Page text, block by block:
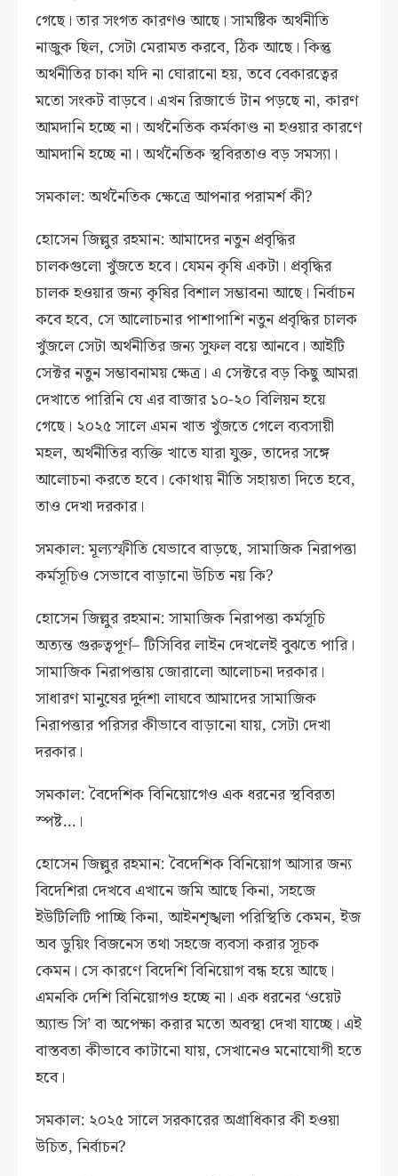
গেছে। তার সংগত কারণও আছে। সামষ্টিক অর্থনীতি
নাজুক ছিল, সেটা মেরামত করবে, ঠিক আছে। কিন্তু
অর্থনীতির চাকা যদি না ঘোরানো হয়, তবে বেকারত্বের
মতো সংকট বাড়বে। এখন রিজার্ভে টান পড়ছে না, কারণ
আমদানি হচ্ছে না। অর্থনৈতিক কর্মকাণ্ড না হওয়ার কারণে
আমদানি হচ্ছে না। অর্থনৈতিক স্থবিরতাও বড় সমস্যা।
সমকাল: অর্থনৈতিক ক্ষেত্রে আপনার পরামর্শ কী?
হোসেন জিল্লুর রহমান: আমাদের নতুন প্রবৃদ্ধির
চালকগুলো খুঁজতে হবে। যেমন কৃষি একটা। প্রবৃদ্ধির
চালক হওয়ার জন্য কৃষির বিশাল সম্ভাবনা আছে। নির্বাচন
কবে হবে, সে আলোচনার পাশাপাশি নতুন প্রবৃদ্ধির চালক
খুঁজলে সেটা অর্থনীতির জন্য সুফল বয়ে আনবে। আইটি
সেক্টর নতুন সম্ভাবনাময় ক্ষেত্র। এ সেক্টরে বড় কিছু আমরা
দেখাতে পারিনি যে এর বাজার ১০-২০ বিলিয়ন হয়ে
গেছে। ২০২৫ সালে এমন খাত খুঁজতে গেলে ব্যবসায়ী
মহল, অর্থনীতির ব্যক্তি খাতে যারা যুক্ত, তাদের সঙ্গে
আলোচনা করতে হবে। কোথায় নীতি সহায়তা দিতে হবে,
তাও দেখা দরকার।
সমকাল: মূল্যস্ফীতি যেভাবে বাড়ছে, সামাজিক নিরাপত্তা
কর্মসূচিও সেভাবে বাড়ানো উচিত নয় কি?
হোসেন জিল্লুর রহমান: সামাজিক নিরাপত্তা কর্মসূচি
অত্যন্ত গুরুত্বপূর্ণ– টিসিবির লাইন দেখলেই বুঝতে পারি।
সামাজিক নিরাপত্তায় জোরালো আলোচনা দরকার।
সাধারণ মানুষের দুর্দশা লাঘবে আমাদের সামাজিক
নিরাপত্তার পরিসর কীভাবে বাড়ানো যায়, সেটা দেখা
দরকার।
সমকাল: বৈদেশিক বিনিয়োগেও এক ধরনের স্থবিরতা
স্পষ্ট…।
হোসেন জিল্লুর রহমান: বৈদেশিক বিনিয়োগ আসার জন্য
বিদেশিরা দেখবে এখানে জমি আছে কিনা, সহজে
ইউটিলিটি পাচ্ছি কিনা, আইনশৃঙ্খলা পরিস্থিতি কেমন, ইজ
অব ডুয়িং বিজনেস তথা সহজে ব্যবসা করার সূচক
কেমন। সে কারণে বিদেশি বিনিয়োগ বন্ধ হয়ে আছে।
এমনকি দেশি বিনিয়োগও হচ্ছে না। এক ধরনের ‘ওয়েট
অ্যান্ড সি’ বা অপেক্ষা করার মতো অবস্থা দেখা যাচ্ছে। এই
বাস্তবতা কীভাবে কাটানো যায়, সেখানেও মনোযোগী হতে
হবে।
সমকাল: ২০২৫ সালে সরকারের অগ্রাধিকার কী হওয়া
উচিত, নির্বাচন?